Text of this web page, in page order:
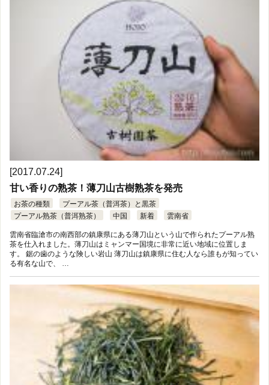
[2017.07.24]
甘い香りの熟茶！薄刀山古樹熟茶を発売
お茶の種類
プーアル茶（普洱茶）と黒茶
プーアル熟茶（普洱熟茶）
中国 新着 雲南省
雲南省臨滄市の南西部の鎮康県にある薄刀山という山で作られたプーアル熟
茶を仕入れました。薄刀山はミャンマー国境に非常に近い地域に位置しま
す。 鋸の歯のような険しい岩山 薄刀山は鎮康県に住む人なら誰もが知ってい
る有名な山で、 …